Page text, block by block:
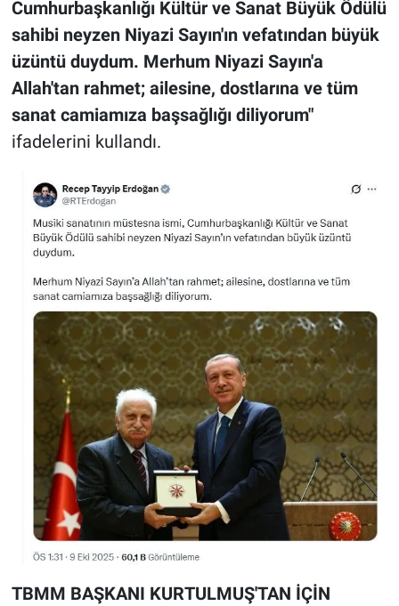
Cumhurbaşkanlığı Kültür ve Sanat Büyük Ödülü
sahibi neyzen Niyazi Sayın'ın vefatından büyük
üzüntü duydum. Merhum Niyazi Sayın'a
Allah'tan rahmet; ailesine, dostlarına ve tüm
sanat camiamıza başsağlığı diliyorum"
ifadelerini kullandı.
TBMM BAŞKANI KURTULMUŞ'TAN İÇİN